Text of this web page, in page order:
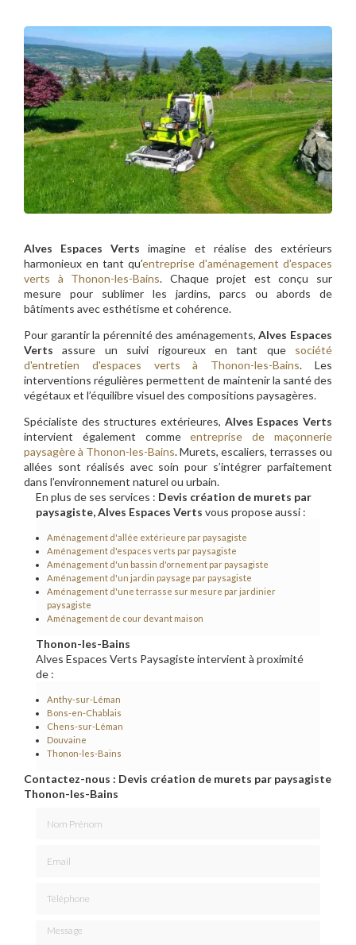
Alves Espaces Verts imagine et réalise des extérieurs
harmonieux en tant qu’entreprise d'aménagement d'espaces
verts à Thonon-les-Bains. Chaque projet est conçu sur
mesure pour sublimer les jardins, parcs ou abords de
bâtiments avec esthétisme et cohérence.
Pour garantir la pérennité des aménagements,Alves Espaces
Verts assure un suivi rigoureux en tant que société
d'entretien d'espaces verts à Thonon-les-Bains. Les
interventions régulières permettent de maintenir la santé des
végétaux et l’équilibre visuel des compositions paysagères.
Spécialiste des structures extérieures, Alves Espaces Verts
intervient également commeentreprise de maçonnerie
paysagère à Thonon-les-Bains. Murets, escaliers, terrasses ou
allées sont réalisés avec soin pour s’intégrer parfaitement
dans l’environnement naturel ou urbain.
En plus de ses services : Devis création de murets par
paysagiste, Alves Espaces Verts vous propose aussi :
Aménagement d'allée extérieure par paysagiste
Aménagement d'espaces verts par paysagiste
Aménagement d'un bassin d'ornement par paysagiste
Aménagement d'un jardin paysage par paysagiste
Aménagement d'une terrasse sur mesure par jardinier
paysagiste
Aménagement de cour devant maison
Thonon-les-Bains
Alves Espaces Verts Paysagiste intervient à proximité
de :
Anthy-sur-Léman
Bons-en-Chablais
Chens-sur-Léman
Douvaine
Thonon-les-Bains
Contactez-nous : Devis création de murets par paysagiste
Thonon-les-Bains
Message